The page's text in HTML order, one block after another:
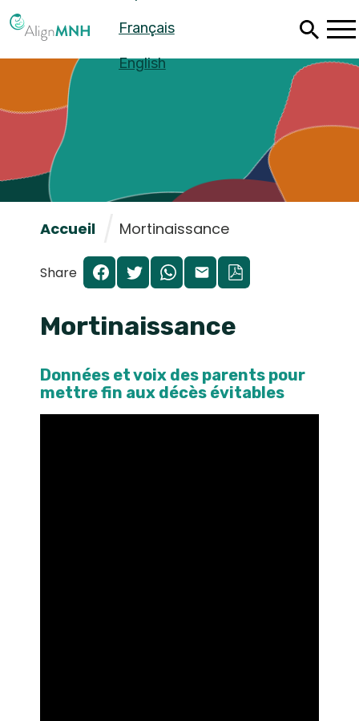
principal
Français
English
Français
English
Accueil Mortinaissance
Share
Mortinaissance
Données et voix des parents pour
mettre fin aux décès évitables